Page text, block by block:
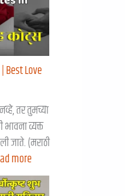
Best Love
तर तुमच्या
भावना व्यक्त
जाते. (मराठी
more